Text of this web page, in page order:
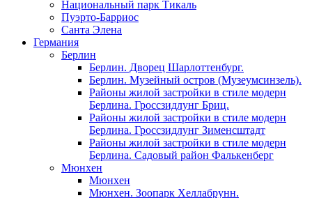
Национальный парк Тикаль
Пуэрто-Барриос
Санта Элена
Германия
Берлин
Берлин. Дворец Шарлоттенбург.
Берлин. Музейный остров (Музеумсинзель).
Районы жилой застройки в стиле модерн
Берлина. Гроссзидлунг Бриц.
Районы жилой застройки в стиле модерн
Берлина. Гроссзидлунг Зименсштадт
Районы жилой застройки в стиле модерн
Берлина. Садовый район Фалькенберг
Мюнхен
Мюнхен
Мюнхен. Зоопарк Хеллабрунн.